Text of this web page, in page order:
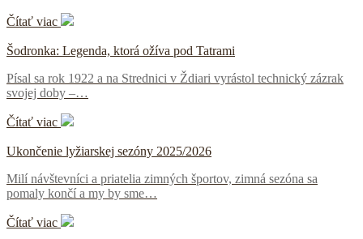
Čítať viac
Šodronka: Legenda, ktorá ožíva pod Tatrami
Písal sa rok 1922 a na Strednici v Ždiari vyrástol technický zázrak
svojej doby –…
Čítať viac
Ukončenie lyžiarskej sezóny 2025/2026
Milí návštevníci a priatelia zimných športov, zimná sezóna sa
pomaly končí a my by sme…
Čítať viac